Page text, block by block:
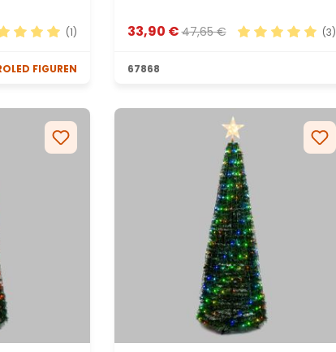
(1)
FIGUREN
33,90 €47,65 € (3)
67868